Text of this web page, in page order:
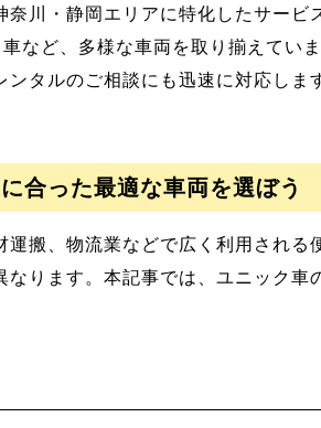
川・静岡エリアに特化したサービ
など、多様な車両を取り揃えてい
タルのご相談にも迅速に対応しま
合った最適な車両を選ぼう
搬、物流業などで広く利用される
ります。本記事では、ユニック車